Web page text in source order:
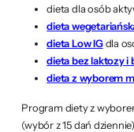
dieta dla osób
dieta
dieta Low IGdla
dieta bez laktozy i
dieta z wyborem
Program diety z
(wybór z 15 dań